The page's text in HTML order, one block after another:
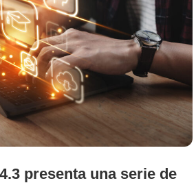
presenta una serie de